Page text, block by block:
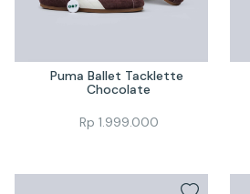
Puma Ballet Tacklette
Chocolate
Rp 1.999.000